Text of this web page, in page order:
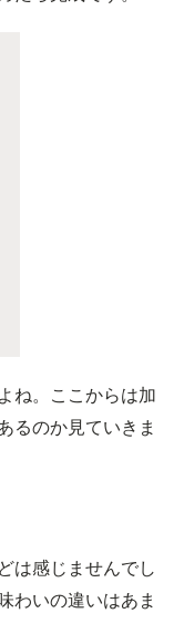
ね。ここからは加
るのか見ていきま
は感じませんでし
わいの違いはあま